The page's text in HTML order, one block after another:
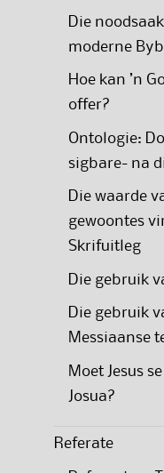
Die
moderne
Hoe kan ’n
offer?
Ontologie:
sigbare- na
Die waarde
gewoontes
Skrifuitleg
Die gebruik
Die gebruik
Messiaanse
Moet Jesus
Josua?
Referate